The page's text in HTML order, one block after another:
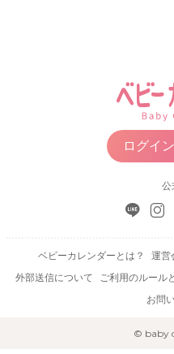
ログイ
公
ベビーカレンダーとは？ 運営
外部送信について
ご利用のルール
お問
© baby